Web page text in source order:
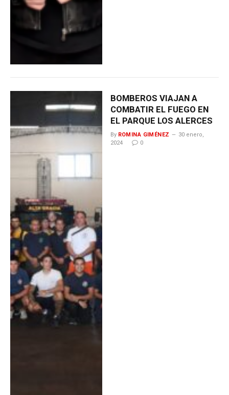
BOMBEROS VIAJAN A
COMBATIR EL FUEGO EN
EL PARQUE LOS ALERCES
By ROMINA GIMÉNEZ
30 enero,
2024
0